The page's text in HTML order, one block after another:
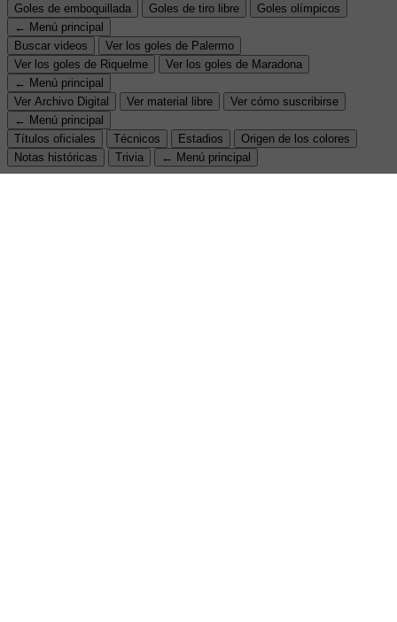
Goles de emboquillada
Goles de tiro libre
Goles olímpicos
← Menú principal
Buscar videos
Ver los goles de Palermo
Ver los goles de Riquelme
Ver los goles de Maradona
← Menú principal
Ver Archivo Digital
Ver material libre
Ver cómo suscribirse
← Menú principal
Títulos oficiales
Técnicos Estadios
Origen de los colores
Notas históricas
Trivia ← Menú principal